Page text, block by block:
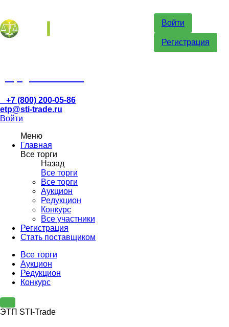
Войти
Регистрация
+7 (800) 200-05-86
etp@sti-trade.ru
Войти
Меню
Главная
Все торги
Назад
Все торги
Все торги
Аукцион
Редукцион
Конкурс
Все участники
Регистрация
Стать поставщиком
Все торги
Аукцион
Редукцион
Конкурс
ЭТП STI-Trade